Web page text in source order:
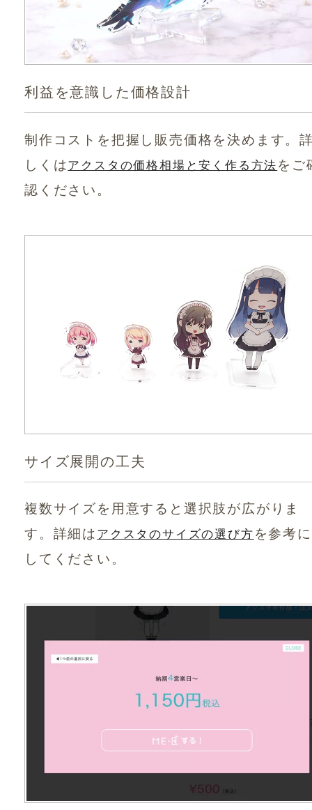
利益を意識した価格設計
制作コストを把握し販売価格を決めます。
しくはアクスタの価格相場と安く作る方法をご
認ください。
サイズ展開の工夫
複数サイズを用意すると選択肢が広がりま
す。詳細はアクスタのサイズの選び方を参考に
してください。